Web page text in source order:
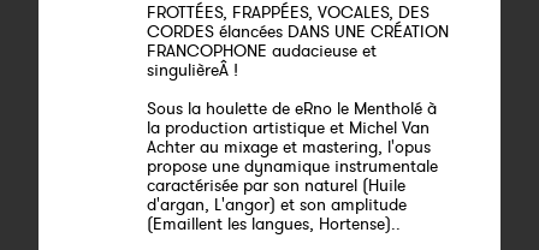
FROTTÉES, FRAPPÉES, VOCALES, DES
CORDES élancées DANS UNE CRÉATION
FRANCOPHONE audacieuse et
singulièreÂ !
Sous la houlette de eRno le Mentholé à
la production artistique et Michel Van
Achter au mixage et mastering, l'opus
propose une dynamique instrumentale
caractérisée par son naturel (Huile
d'argan, L'angor) et son amplitude
(Emaillent les langues, Hortense)..